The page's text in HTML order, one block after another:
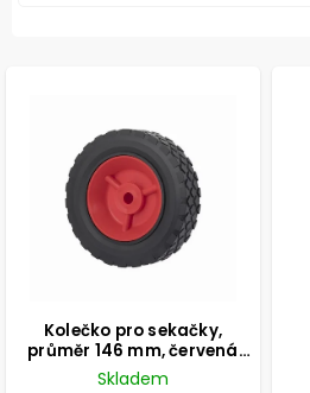
Kolečko pro sekačky,
průměr 146 mm, červená
nosnost 35 kg
Skladem